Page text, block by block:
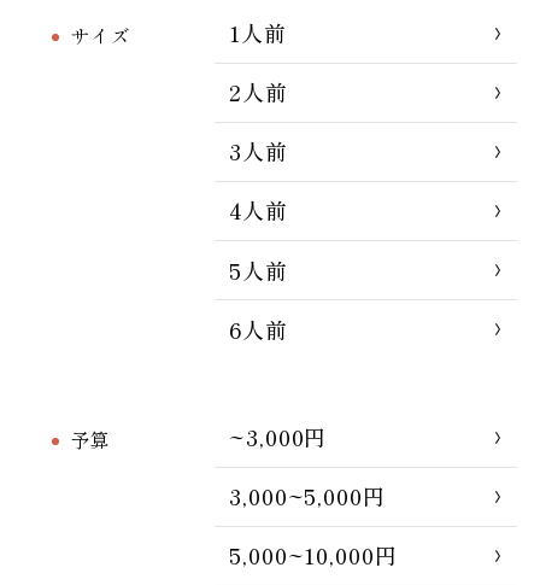
サイズ
1人前
2人前
3人前
4人前
5人前
6人前
予算
~3,000円
3,000~5,000円
5,000~10,000円